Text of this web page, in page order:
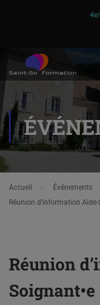
Accueil
Événements
Réunion d’information
Réunion